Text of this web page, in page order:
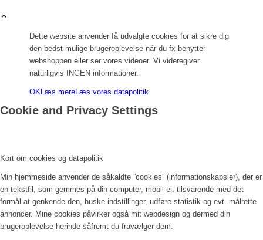
Dette website anvender få udvalgte cookies for at sikre dig
den bedst mulige brugeroplevelse når du fx benytter
webshoppen eller ser vores videoer. Vi videregiver
naturligvis INGEN informationer.
OKLæs mereLæs vores datapolitik
Cookie and Privacy Settings
Kort om cookies og datapolitik
Min hjemmeside anvender de såkaldte ”cookies” (informationskapsler), der er
en tekstfil, som gemmes på din computer, mobil el. tilsvarende med det
formål at genkende den, huske indstillinger, udføre statistik og evt. målrette
annoncer. Mine cookies påvirker også mit webdesign og dermed din
brugeroplevelse herinde såfremt du fravælger dem.